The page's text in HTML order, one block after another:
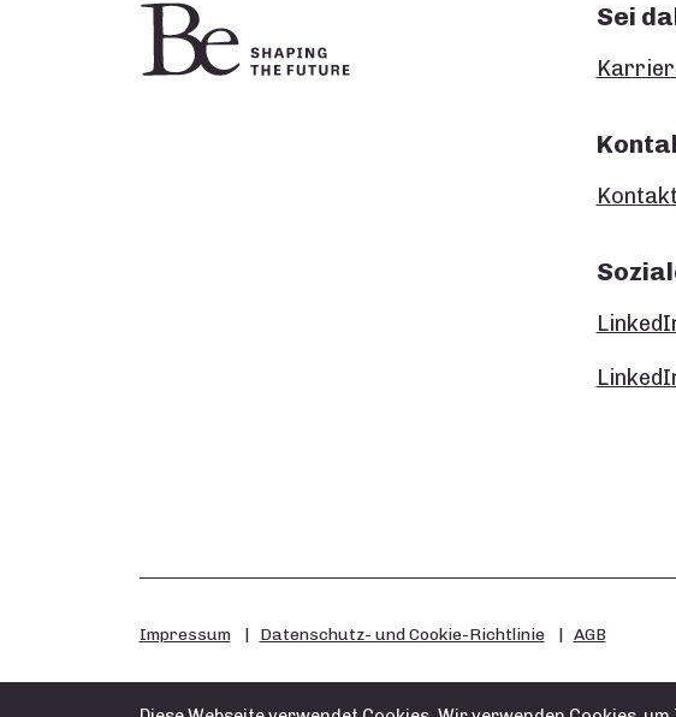
Sei
Impressum Datenschutz- und Cookie-Richtlinie AGB